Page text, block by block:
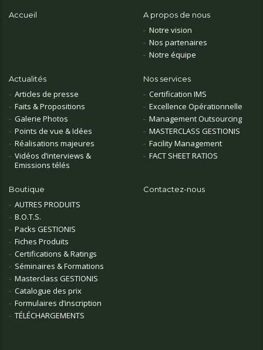
Accueil A propos de nous
Notre vision
Nos partenaires
Notre équipe
Actualités
Articles de presse
Faits & Propositions
Galerie Photos
Points de vue & Idées
Réalisations majeures
Vidéos d’interviews &
Emissions télés
Nos services
Certification IMS
Excellence Opérationnelle
Management Outsourcing
MASTERCLASS GESTIONIS
Facility Management
FACT SHEET RATIOS
Boutique
AUTRES PRODUITS
B.O.T.S.
Packs GESTIONIS
Fiches Produits
Certifications & Ratings
Séminaires & Formations
Masterclass GESTIONIS
Catalogue des prix
Formulaires d’inscription
TÉLÉCHARGEMENTS
Contactez-nous